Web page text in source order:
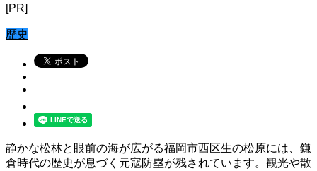
[PR]
歴史
静かな松林と眼前の海が広がる福岡市西区生の松原には、鎌
倉時代の歴史が息づく元寇防塁が残されています。観光や散